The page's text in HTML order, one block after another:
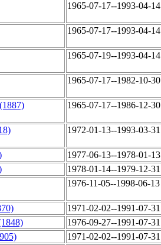
1965-07-17--1993-04-14
1965-07-17--1993-04-14
1965-07-19--1993-04-14
1965-07-17--1982-10-30
1965-07-17--1986-12-30
1972-01-13--1993-03-31
1977-06-13--1978-01-13
1978-01-14--1979-12-31
1976-11-05--1998-06-13
1971-02-02--1991-07-31
1976-09-27--1991-07-31
1971-02-02--1991-07-31